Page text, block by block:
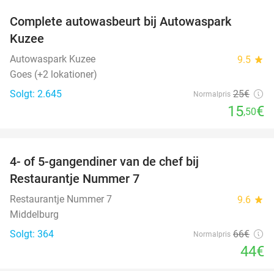
Complete autowasbeurt bij Autowaspark
Kuzee
Autowaspark Kuzee 9.5 star
Goes (+2 lokationer)
Solgt: 2.645
Normalpris 25€
15,50€
4- of 5-gangendiner van de chef bij
Restaurantje Nummer 7
Restaurantje Nummer 7 9.6 star
Middelburg
Solgt: 364
Normalpris 66€
44€